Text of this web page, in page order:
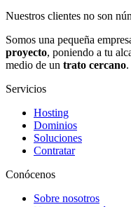
Nuestros clientes no son
Somos una pequeña
proyecto, poniendo a tu
medio de un trato cercano.
Servicios
Hosting
Dominios
Soluciones
Contratar
Conócenos
Sobre nosotros